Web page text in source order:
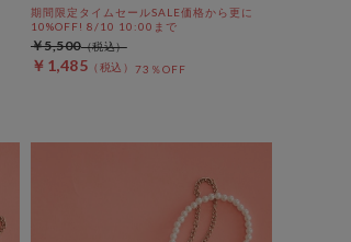
期間限定タイムセールSALE価格から更に
10%OFF! 8/10 10:00まで
￥1,485 73％OFF
￥5,500